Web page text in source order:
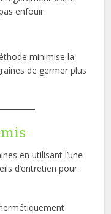
enfouir
minimise la
de germer plus
en utilisant l’une
d’entretien pour